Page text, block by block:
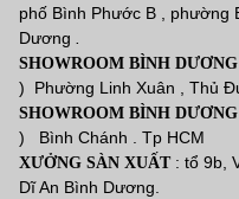
phố Bình Phước B , phường
Dương.
SHOWROOM BÌNH
) Phường Linh Xuân , Thủ
SHOWROOM BÌNH
) Bình Chánh . Tp HCM
XƯỞNG SÀN XUẤT: tổ 9b,
Dĩ An Bình Dương.